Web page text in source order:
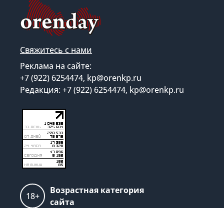
Свяжитесь с нами
Реклама на сайте:
+7 (922) 6254474, kp@orenkp.ru
Редакция: +7 (922) 6254474, kp@orenkp.ru
18+
Возрастная категория
сайта